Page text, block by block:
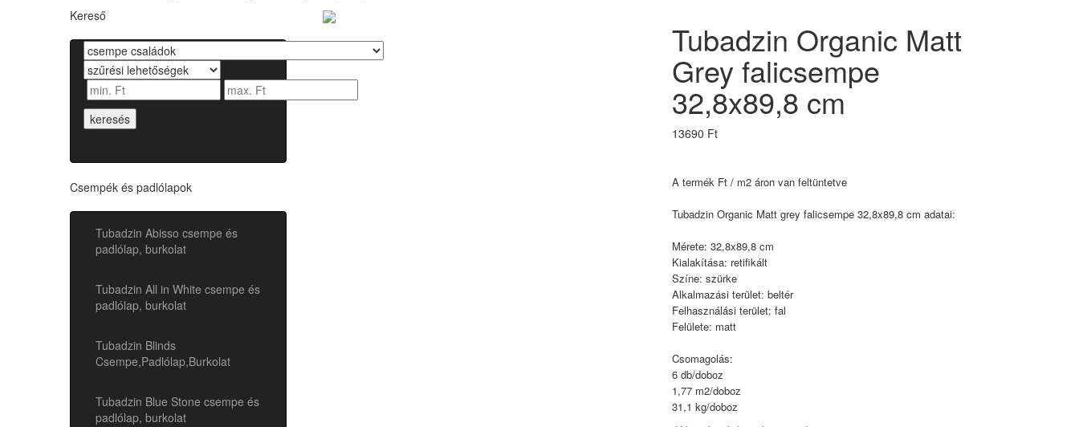
Kereső
keresés
Csempék és padlólapok
Tubadzin Abisso csempe és
padlólap, burkolat
Tubadzin All in White csempe és
padlólap, burkolat
Tubadzin Blinds
Csempe,Padlólap,Burkolat
Tubadzin Blue Stone csempe és
padlólap, burkolat
Tubadzin Organic Matt
Grey falicsempe
32,8x89,8 cm
13690 Ft
A termék Ft / m2 áron van feltüntetve
Tubadzin Organic Matt grey falicsempe 32,8x89,8 cm adatai:
Mérete: 32,8x89,8 cm
Kialakítása: retifikált
Színe: szürke
Alkalmazási terület: beltér
Felhasználási terület: fal
Felülete: matt
Csomagolás:
6 db/doboz
1,77 m2/doboz
31,1 kg/doboz